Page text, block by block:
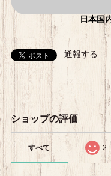
日本国
通報する
ショップの評価
すべて 2